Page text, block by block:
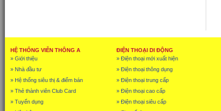
HỆ THỐNG VIỄN THÔNG A
» Giới thiệu
» Nhà đầu tư
» Hệ thống siêu thị & điểm bán
» Thẻ thành viên Club Card
» Tuyển dụng
ĐIỆN THOẠI DI ĐỘNG
» Điện thoại mới xuất hiện
» Điện thoại thông dụng
» Điện thoại trung cấp
» Điện thoại cao cấp
» Điện thoại siêu cấp